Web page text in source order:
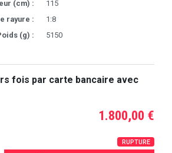
(cm) :
115
rayure :
1:8
(g) :
5150
fois par carte bancaire avec
1.800,00 €
RUPTURE